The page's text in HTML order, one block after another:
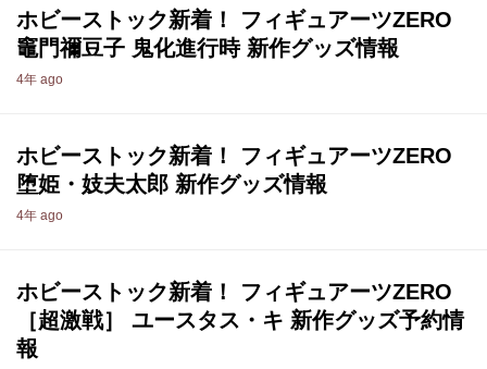
ホビーストック新着！ フィギュアーツZERO
竈門禰豆子 鬼化進行時 新作グッズ情報
4年 ago
ホビーストック新着！ フィギュアーツZERO
堕姫・妓夫太郎 新作グッズ情報
4年 ago
ホビーストック新着！ フィギュアーツZERO
［超激戦］ ユースタス・キ 新作グッズ予約情
報